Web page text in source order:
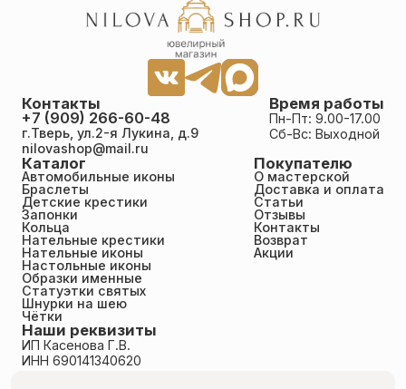
Каталог
Автомобильные иконы
Браслеты
Детские крестики
Запонки
Кольца
Нательные крестики
Нательные иконы
Настольные иконы
Образки именные
Статуэтки святых
Шнурки на шею
Чётки
Покупателю
О мастерской
Доставка и оплата
Статьи
Отзывы
Контакты
Возврат
Акции
Время работы
Пн-Пт: 9.00-17.00
Сб-Вс: Выходной
Контакты
+7 (909) 266-60-48
г.Тверь, ул.2-я Лукина, д.9
nilovashop@mail.ru
Наши реквизиты
ИП Касенова Г.В.
ИНН 690141340620